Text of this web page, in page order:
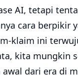
AI, tetapi
cara berpikir
klaim ini
kita mungkin
awal dari era di